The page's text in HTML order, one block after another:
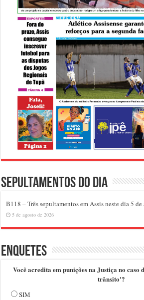
Sepultamentos do dia
B118 – Três sepultamentos em Assis neste dia 5 de
5 de agosto de 2026
Enquetes
Você acredita em punições na Justiça no caso
trânsito'?
SIM